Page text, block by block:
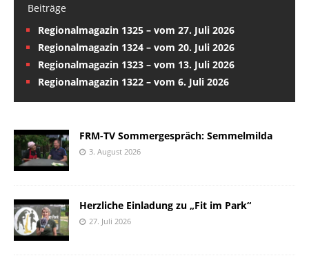
Beiträge
Regionalmagazin 1325 – vom 27. Juli 2026
Regionalmagazin 1324 – vom 20. Juli 2026
Regionalmagazin 1323 – vom 13. Juli 2026
Regionalmagazin 1322 – vom 6. Juli 2026
FRM-TV Sommergespräch: Semmelmilda
3. August 2026
Herzliche Einladung zu „Fit im Park“
27. Juli 2026